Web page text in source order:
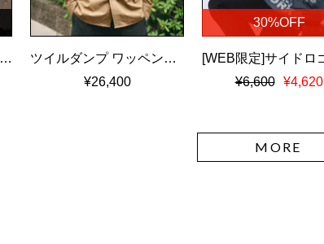
[WEB限定]エンボスカラーロゴ シャワーサンダル
ツイルダンプ ワッペン刺繍ワッシャーシャツ
¥26,400
30%OFF
¥6,600
¥4,620
MORE